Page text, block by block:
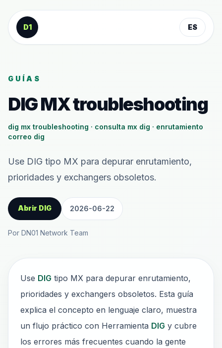
Saltar al contenido
D1
ES
GUÍAS
DIG MX troubleshooting
dig mx troubleshooting · consulta mx dig · enrutamiento
correo dig
Use DIG tipo MX para depurar enrutamiento,
prioridades y exchangers obsoletos.
Abrir DIG 2026-06-22
Por DN01 Network Team
Use DIG tipo MX para depurar enrutamiento,
prioridades y exchangers obsoletos. Esta guía
explica el concepto en lenguaje claro, muestra
un flujo práctico con Herramienta DIG y cubre
los errores más frecuentes cuando la gente